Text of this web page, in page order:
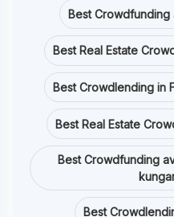
Best Crowdfunding
Best Real Estate
Best Crowdlending in
Best Real Estate
Best Crowdfunding
Best